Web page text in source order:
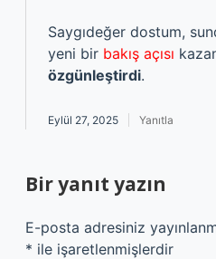
Saygıdeğer dostum,
yeni bir bakış açısı
özgünleştirdi.
Eylül 27, 2025 Yanıtla
Bir yanıt yazın
E-posta adresiniz
* ile işaretlenmişlerdir